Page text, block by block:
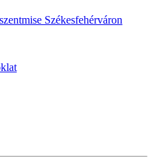
Székesfehérváron